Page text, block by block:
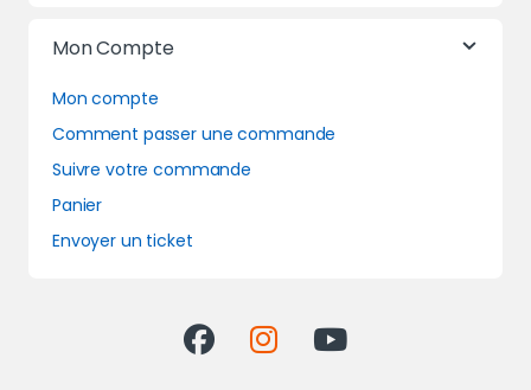
Mon Compte
Mon compte
Comment passer une commande
Suivre votre commande
Panier
Envoyer un ticket